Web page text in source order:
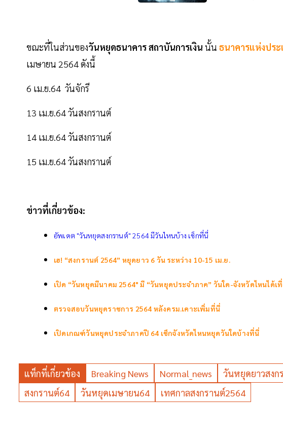
ขณะที่ในส่วนของวันหยุดธนาคาร สถาบันการเงิน นั้น ธนาคารแห่งปร
เมษายน 2564 ดังนี้
6 เม.ย.64 วันจักรี
13 เม.ย.64 วันสงกรานต์
14 เม.ย.64 วันสงกรานต์
15 เม.ย.64 วันสงกรานต์
ข่าวที่เกี่ยวข้อง:
อัพเดต "วันหยุดสงกรานต์" 2564 มีวันไหนบ้าง เช็กที่นี่
เฮ! “สงกรานต์ 2564” หยุดยาว 6 วัน ระหว่าง 10-15 เม.ย.
เปิด “วันหยุดมีนาคม 2564" มี “วันหยุดประจำภาค” วันใด-จังหวัดไหนได้เ
ตรวจสอบวันหยุดราชการ 2564 หลังครม.เคาะเพิ่มที่นี่
เปิดเกณฑ์วันหยุดประจำภาคปี 64 เช็กจังหวัดไหนหยุดวันใดบ้างที่นี่
แท็กที่เกี่ยวข้อง Breaking News Normal_news วันหยุดยาวสงก
สงกรานต์64
วันหยุดเมษายน64 เทศกาลสงกรานต์2564